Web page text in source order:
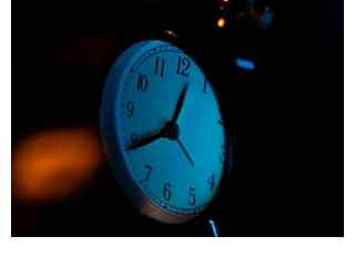
destaque para as pressões exercidas
sobre docentes classificadores para
alterarem ou prescindirem de períodos
de férias previamente aprovados.
Segundo os relatos recebidos, diversos
professores foram instados por direções
de agrupamentos e escolas a desloc